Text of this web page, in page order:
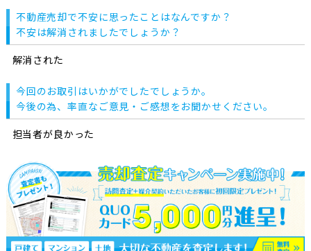
不動産売却で不安に思ったことはなんですか？
不安は解消されましたでしょうか？
解消された
今回のお取引はいかがでしたでしょうか。
今後の為、率直なご意見・ご感想をお聞かせください。
担当者が良かった